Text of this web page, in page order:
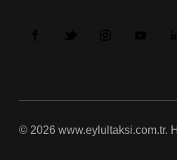
© 2026 www.eylultaksi.com.tr.